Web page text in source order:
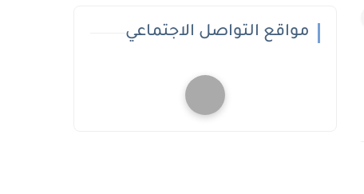
مواقع التواصل الاجتماعي